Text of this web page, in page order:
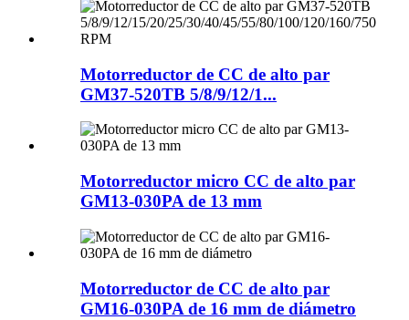
Motorreductor de CC de alto par
GM37-520TB 5/8/9/12/1...
Motorreductor micro CC de alto par
GM13-030PA de 13 mm
Motorreductor de CC de alto par
GM16-030PA de 16 mm de diámetro